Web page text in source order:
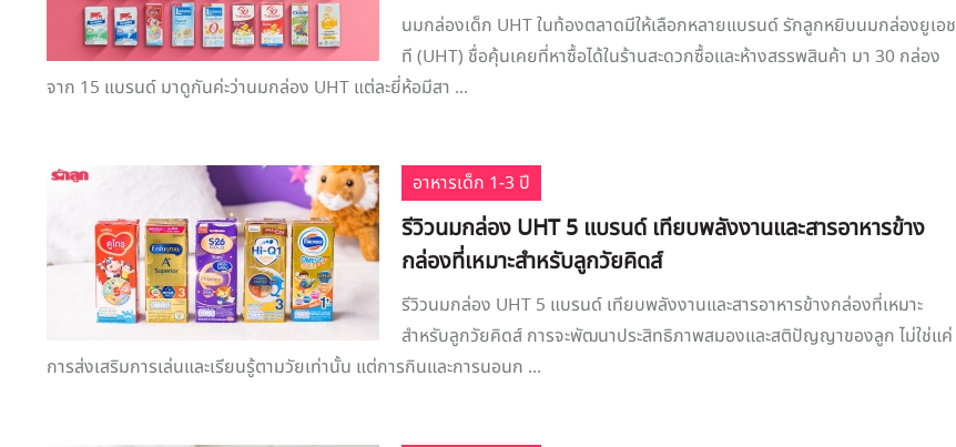
นมกล่องเด็ก UHT ในท้องตลาดมีให้เลือกหลายแบรนด์ รักลูกหยิบนมกล่องยูเอช
ที (UHT) ชื่อคุ้นเคยที่หาซื้อได้ในร้านสะดวกซื้อและห้างสรรพสินค้า มา 30 กล่อง
จาก 15 แบรนด์ มาดูกันค่ะว่านมกล่อง UHT แต่ละยี่ห้อมีสา ...
อาหารเด็ก 1-3 ปี
รีวิวนมกล่อง UHT 5 แบรนด์ เทียบพลังงานและสารอาหารข้าง
กล่องที่เหมาะสำหรับลูกวัยคิดส์
รีวิวนมกล่อง UHT 5 แบรนด์ เทียบพลังงานและสารอาหารข้างกล่องที่เหมาะ
สำหรับลูกวัยคิดส์ การจะพัฒนาประสิทธิภาพสมองและสติปัญญาของลูก ไม่ใช่แค่
การส่งเสริมการเล่นและเรียนรู้ตามวัยเท่านั้น แต่การกินและการนอนก ...